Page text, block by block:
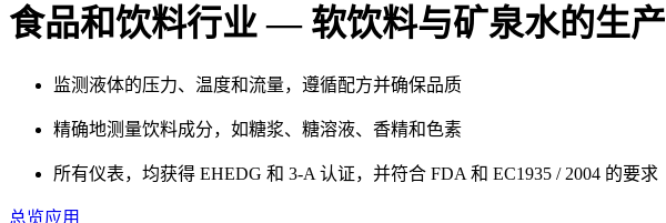
食品和饮料行业 — 软饮料与矿泉水的生产
监测液体的压力、温度和流量，遵循配方并确保品质
精确地测量饮料成分，如糖浆、糖溶液、香精和色素
所有仪表，均获得 EHEDG 和 3-A 认证，并符合 FDA 和 EC1935 / 2004 的要求
总览应用